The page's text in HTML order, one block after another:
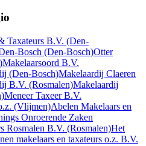
Taxateurs B.V. (Den-
Bosch (Den-Bosch)Otter
Makelaarsoord B.V.
(Den-Bosch)Makelaardij Claeren
B.V. (Rosmalen)Makelaardij
Meneer Taxeer B.V.
(Vlijmen)Abelen Makelaars en
Onroerende Zaken
Rosmalen B.V. (Rosmalen)Het
makelaars en taxateurs o.z. B.V.